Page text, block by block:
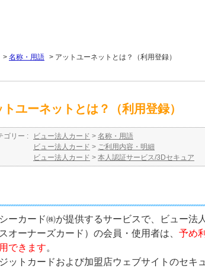
> 名称・用語 > アットユーネットとは？（利用登録）
トユーネットとは？（利用登録）
ゴリー : ビュー法人カード > 名称・用語
ビュー法人カード > ご利用内容・明細
ビュー法人カード > 本人認証サービス/3Dセキュア
ーカード㈱が提供するサービスで、ビュー法
オーナーズカード）の会員・使用者は、 予め
できます。
ットカードおよび加盟店ウェブサイトのセ